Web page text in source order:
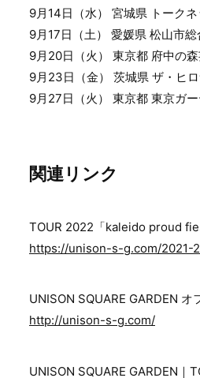
9月14日（水） 宮城県 トーク
9月17日（土） 愛媛県 松山市
9月20日（火） 東京都 府中の
9月23日（金） 茨城県 ザ・ヒ
9月27日（火） 東京都 東京ガ
関連リンク
TOUR 2022「kaleido proud
https://unison-s-g.com/
UNISON SQUARE GARDEN オ
http://unison-s-g.com/
UNISON SQUARE GARDEN｜